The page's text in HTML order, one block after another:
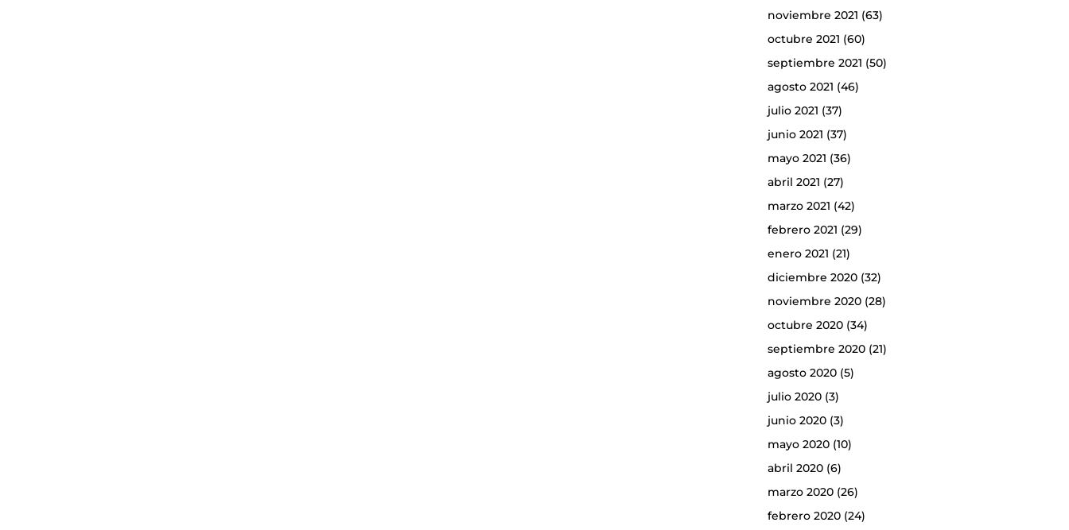
noviembre 2021 (63)
octubre 2021 (60)
septiembre 2021 (50)
agosto 2021 (46)
julio 2021 (37)
junio 2021 (37)
mayo 2021 (36)
abril 2021 (27)
marzo 2021 (42)
febrero 2021 (29)
enero 2021 (21)
diciembre 2020(32)
noviembre 2020(28)
octubre 2020(34)
septiembre 2020(21)
agosto 2020(5)
julio 2020(3)
junio 2020(3)
mayo 2020(10)
abril 2020(6)
marzo 2020(26)
febrero 2020(24)